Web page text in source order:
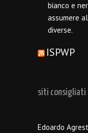
bianco e
assumere
diverse.
ISPWP
siti consigliati
Edoardo